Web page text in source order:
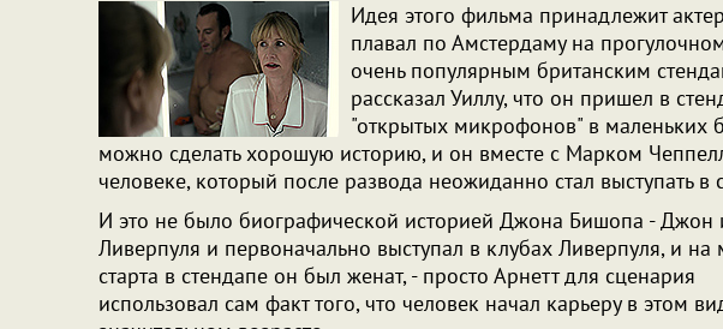
Идея этого фильма принадлежит
плавал по Амстердаму на
очень популярным британским
рассказал Уиллу, что он пришел в
"открытых микрофонов" в маленьких
можно сделать хорошую историю, и он вместе с Марком
человеке, который после развода неожиданно стал выступать в
И это не было биографической историей Джона Бишопа - Джон
Ливерпуля и первоначально выступал в клубах Ливерпуля, и на
старта в стендапе он был женат, - просто Арнетт для сценария
использовал сам факт того, что человек начал карьеру в этом